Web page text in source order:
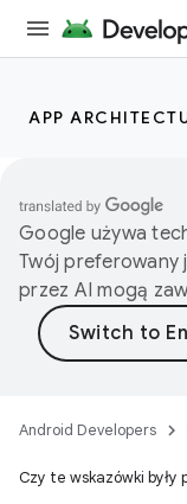
APP
Google używa
Twój preferowany
przez AI mogą
Android Developers
Czy te wskazówki były